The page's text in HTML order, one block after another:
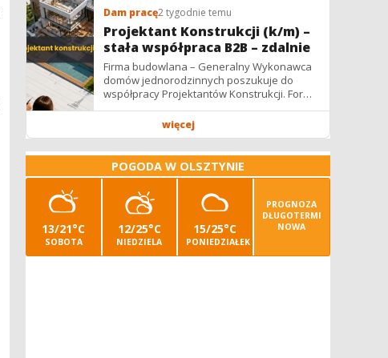
Dam pracę2 tygodnie temu
Projektant Konstrukcji (k/m) –
stała współpraca B2B – zdalnie
Firma budowlana – Generalny Wykonawca
domów jednorodzinnych poszukuje do
współpracy Projektantów Konstrukcji. Forma
współpracy: B2B / podwykonawstwo –
więcej
POGODA W OLSZTYNIE
13/21°C
SOBOTA
12/25°C
NIEDZIELA
15/25°C
PONIEDZIAŁEK
PROGNOZA
DŁUGOTERMI
NOWA